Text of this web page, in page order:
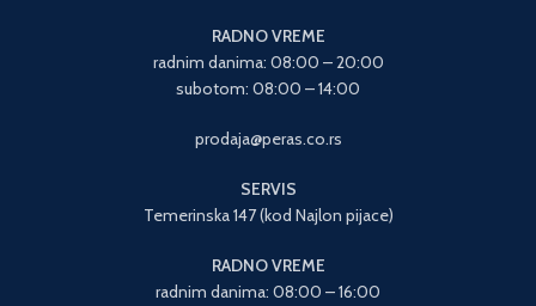
RADNO VREME
radnim danima: 08:00 – 20:00
subotom: 08:00 – 14:00
prodaja@peras.co.rs
SERVIS
Temerinska 147 (kod Najlon pijace)
RADNO VREME
radnim danima: 08:00 – 16:00